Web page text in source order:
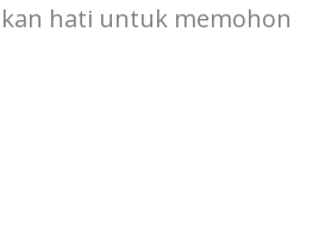
hati untuk memohon